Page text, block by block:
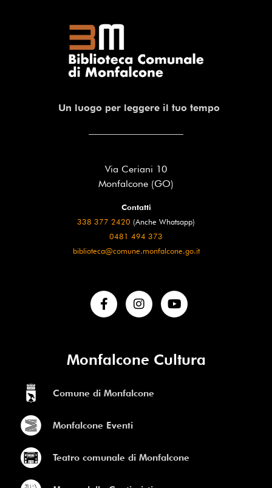
Un luogo per leggere il tuo tempo
Via Ceriani 10
Monfalcone (GO)
Contatti
338 377 2420 (Anche Whatsapp)
0481 494 373
biblioteca@comune.monfalcone.go.it
Monfalcone Cultura
Comune di Monfalcone
Monfalcone Eventi
Teatro comunale di Monfalcone